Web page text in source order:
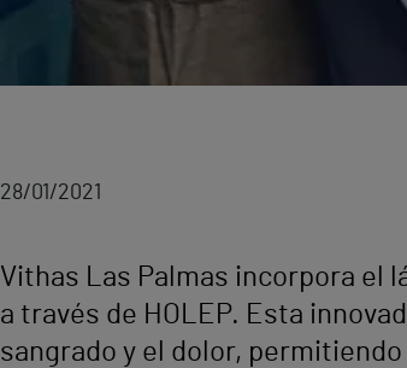
28/01/2021
Vithas Las Palmas incorpora el
a través de HOLEP. Esta
sangrado y el dolor,